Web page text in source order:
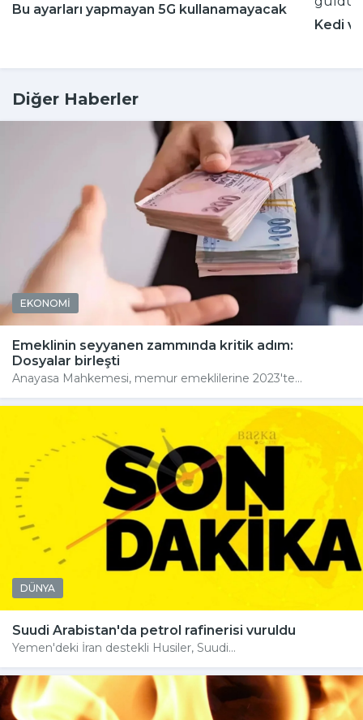
Bu ayarları yapmayan 5G kullanamayacak
Kedi
Diğer Haberler
EKONOMİ
Emeklinin seyyanen zammında kritik adım:
Dosyalar birleşti
Anayasa Mahkemesi, memur emeklilerine 2023'te...
DÜNYA
Suudi Arabistan'da petrol rafinerisi vuruldu
Yemen'deki İran destekli Husiler, Suudi...